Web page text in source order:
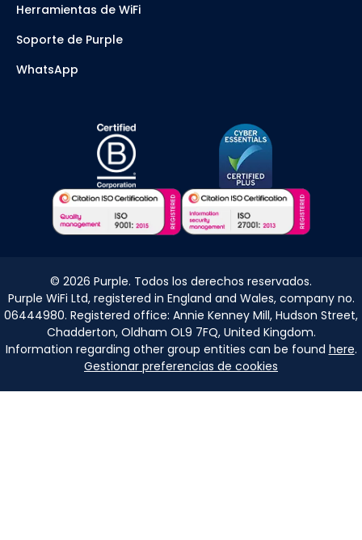
Herramientas de WiFi
Soporte de Purple
WhatsApp
© 2026 Purple. Todos los derechos reservados.
Purple WiFi Ltd, registered in England and Wales, company no.
06444980. Registered office: Annie Kenney Mill, Hudson Street,
Chadderton, Oldham OL9 7FQ, United Kingdom.
Information regarding other group entities can be found here.
Gestionar preferencias de cookies